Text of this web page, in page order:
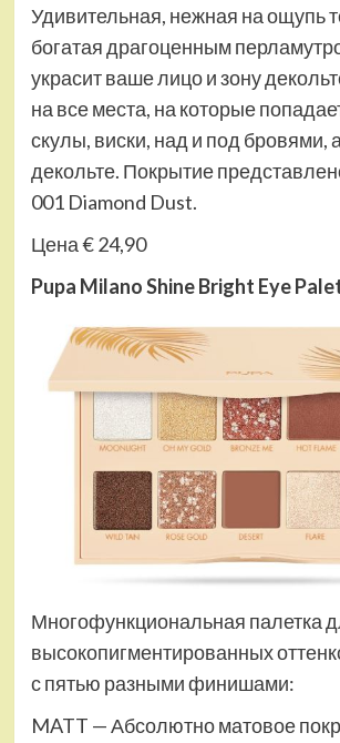
Удивительная, нежная на ощупь
богатая драгоценным
украсит ваше лицо и зону
на все места, на которые
скулы, виски, над и под бровями,
декольте. Покрытие
001 Diamond Dust.
Цена € 24,90
Pupa Milano Shine Bright Eye
Многофункциональная палетка
высокопигментированных
с пятью разными финишами:
MATT — Абсолютно матовое